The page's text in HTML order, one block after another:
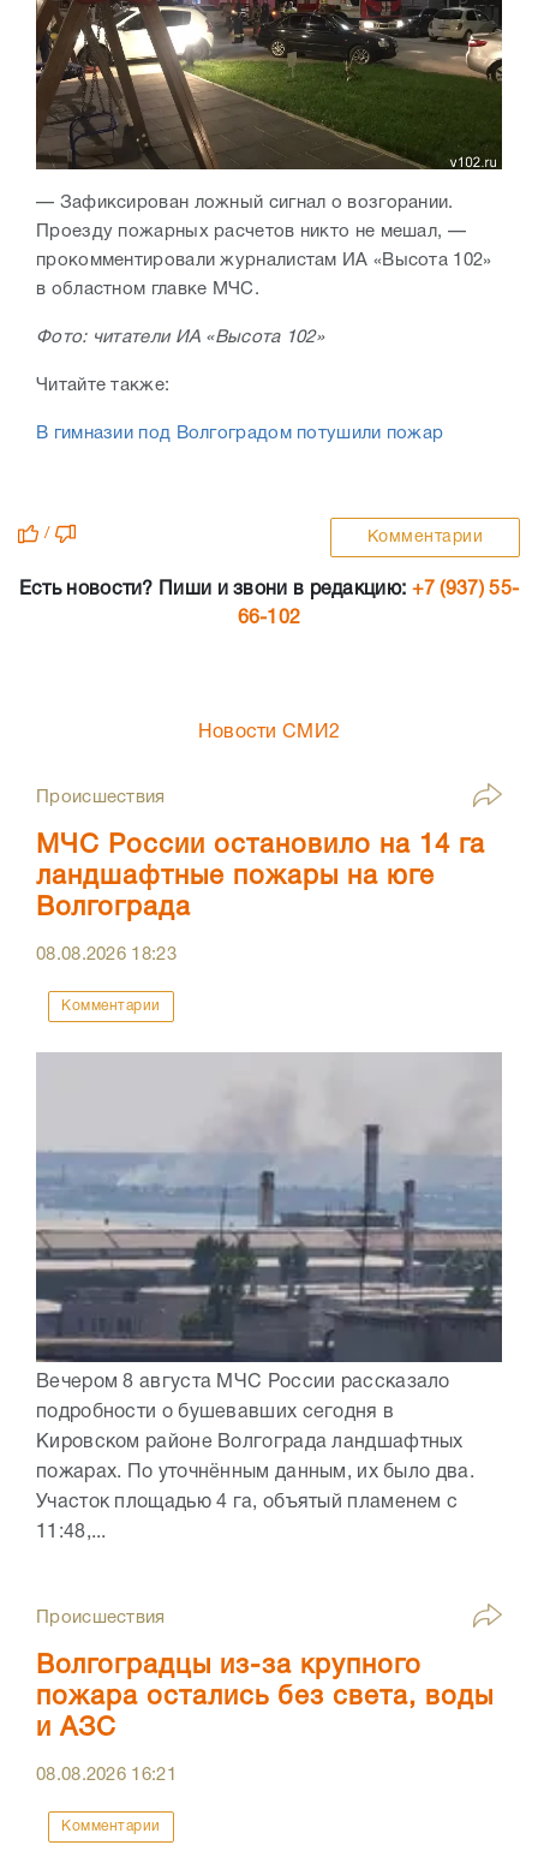
— Зафиксирован ложный сигнал о возгорании.
Проезду пожарных расчетов никто не мешал, —
прокомментировали журналистам ИА «Высота 102»
в областном главке МЧС.
Фото: читатели ИА «Высота 102»
Читайте также:
В гимназии под Волгоградом потушили пожар
/ Комментарии
Есть новости? Пиши и звони в редакцию: +7 (937) 55-
66-102
Новости СМИ2
Происшествия
МЧС России остановило на 14 га
ландшафтные пожары на юге
Волгограда
08.08.2026 18:23
Комментарии
Вечером 8 августа МЧС России рассказало
подробности о бушевавших сегодня в
Кировском районе Волгограда ландшафтных
пожарах. По уточнённым данным, их было два.
Участок площадью 4 га, объятый пламенем с
11:48,...
Происшествия
Волгоградцы из-за крупного
пожара остались без света, воды
и АЗС
08.08.2026 16:21
Комментарии